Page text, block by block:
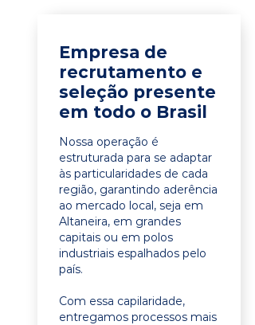
Empresa de
recrutamento e
seleção presente
em todo o Brasil
Nossa operação é
estruturada para se adaptar
às particularidades de cada
região, garantindo aderência
ao mercado local, seja em
Altaneira, em grandes
capitais ou em polos
industriais espalhados pelo
país.
Com essa capilaridade,
entregamos processos mais